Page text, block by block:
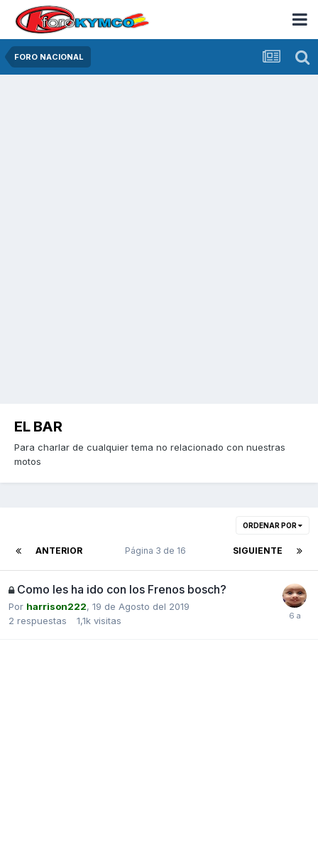
FORO NACIONAL
EL BAR
Para charlar de cualquier tema no relacionado con nuestras
motos
ORDENAR POR
ANTERIOR SIGUIENTE
Página 3 de 16
Como les ha ido con los Frenos bosch?
Por harrison222, 19 de Agosto del 2019
2 respuestas 1,1k visitas